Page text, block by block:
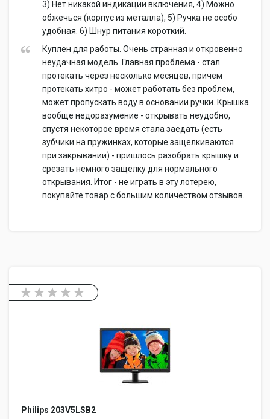
3) Нет никакой индикации включения, 4) Можно
обжечься (корпус из металла), 5) Ручка не особо
удобная. 6) Шнур питания короткий.
Куплен для работы. Очень странная и откровенно
неудачная модель. Главная проблема - стал
протекать через несколько месяцев, причем
протекать хитро - может работать без проблем,
может пропускать воду в основании ручки. Крышка
вообще недоразумение - открывать неудобно,
спустя некоторое время стала заедать (есть
зубчики на пружинках, которые защелкиваются
при закрывании) - пришлось разобрать крышку и
срезать немного защелку для нормального
открывания. Итог - не играть в эту лотерею,
покупайте товар с большим количеством отзывов.
Philips 203V5LSB2